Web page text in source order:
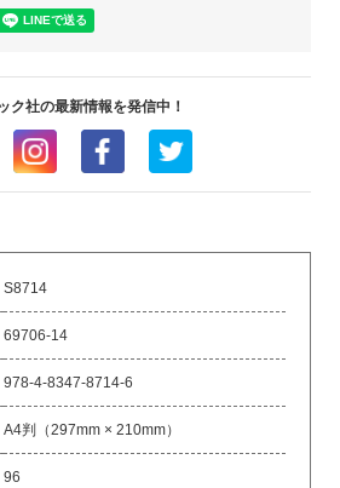
ク社の最新情報を発信中！
S8714
69706-14
978-4-8347-8714-6
A4判（297mm × 210mm）
96